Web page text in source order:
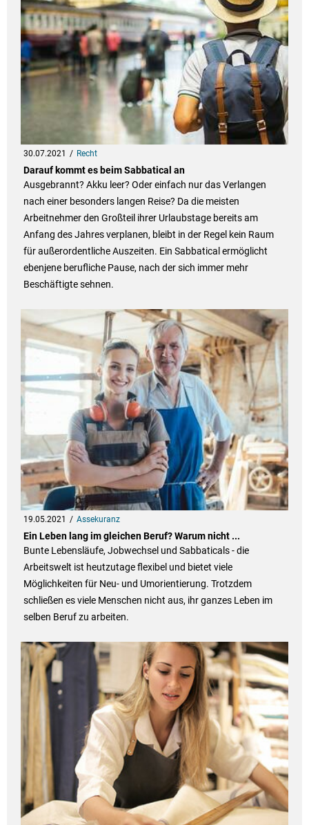
30.07.2021 Recht
Darauf kommt es beim Sabbatical an
Ausgebrannt? Akku leer? Oder einfach nur das Verlangen
nach einer besonders langen Reise? Da die meisten
Arbeitnehmer den Großteil ihrer Urlaubstage bereits am
Anfang des Jahres verplanen, bleibt in der Regel kein Raum
für außerordentliche Auszeiten. Ein Sabbatical ermöglicht
ebenjene berufliche Pause, nach der sich immer mehr
Beschäftigte sehnen.
19.05.2021 Assekuranz
Ein Leben lang im gleichen Beruf? Warum nicht ...
Bunte Lebensläufe, Jobwechsel und Sabbaticals - die
Arbeitswelt ist heutzutage flexibel und bietet viele
Möglichkeiten für Neu- und Umorientierung. Trotzdem
schließen es viele Menschen nicht aus, ihr ganzes Leben im
selben Beruf zu arbeiten.